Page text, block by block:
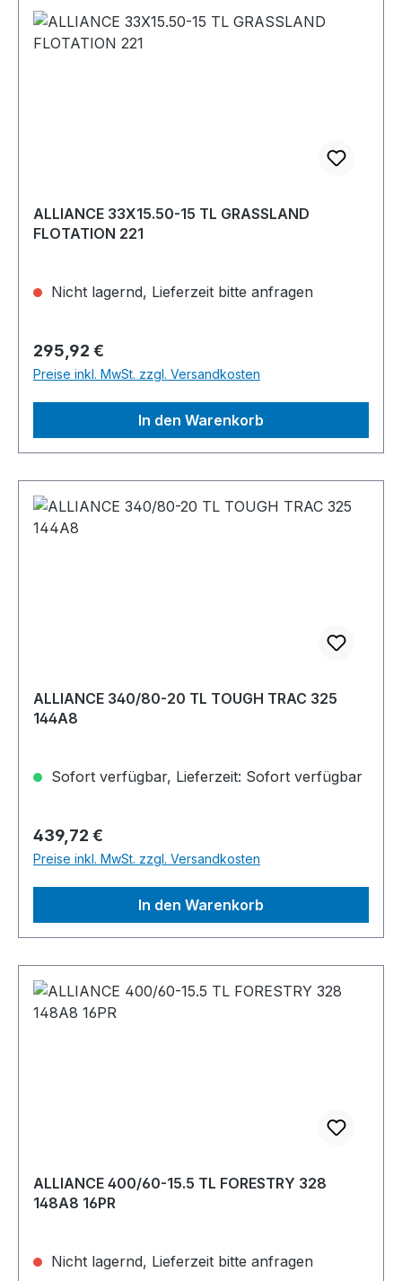
ALLIANCE 33X15.50-15 TL GRASSLAND
FLOTATION 221
Nicht lagernd, Lieferzeit bitte anfragen
Regulärer Preis:
295,92 €
Preise inkl. MwSt. zzgl. Versandkosten
In den Warenkorb
ALLIANCE 340/80-20 TL TOUGH TRAC 325
144A8
Sofort verfügbar, Lieferzeit: Sofort verfügbar
Regulärer Preis:
439,72 €
Preise inkl. MwSt. zzgl. Versandkosten
In den Warenkorb
ALLIANCE 400/60-15.5 TL FORESTRY 328
148A8 16PR
Nicht lagernd, Lieferzeit bitte anfragen